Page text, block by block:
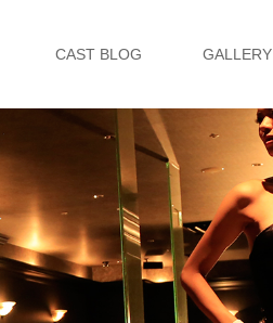
CAST BLOG GALLERY